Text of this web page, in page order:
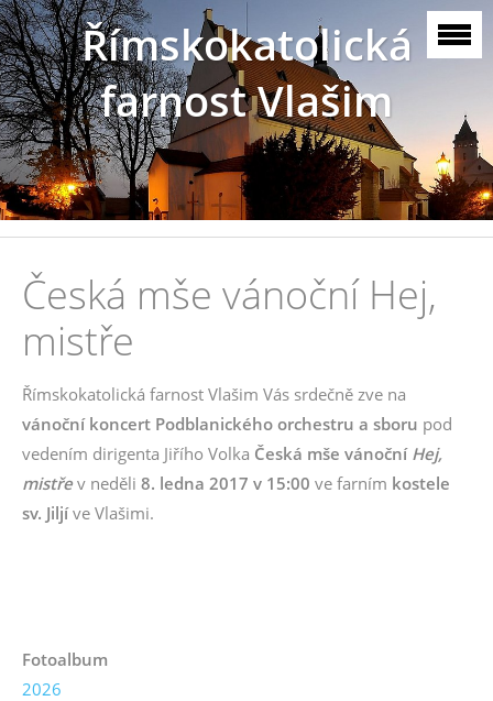
Římskokatolická
farnost Vlašim
Česká mše vánoční Hej,
mistře
Římskokatolická farnost Vlašim Vás srdečně zve na
vánoční koncert Podblanického orchestru a sboru pod
vedením dirigenta Jiřího Volka Česká mše vánoční Hej,
mistřev neděli 8. ledna 2017 v 15:00 ve farním kostele
sv. Jiljíve Vlašimi.
Fotoalbum
2026